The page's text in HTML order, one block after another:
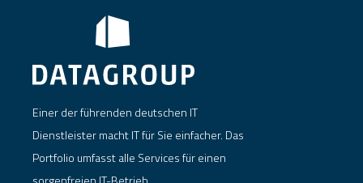
Einer der führenden deutschen IT
Dienstleister macht IT für Sie einfacher. Das
Portfolio umfasst alle Services für einen